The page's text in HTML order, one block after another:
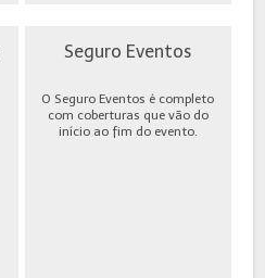
Seguro Eventos
O Seguro Eventos é completo
com coberturas que vão do
início ao fim do evento.